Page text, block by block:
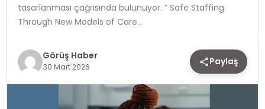
tasarlanması çağrısında bulunuyor. ” Safe Staffing
Through New Models of Care…
Görüş Haber
30 Mart 2026 Paylaş